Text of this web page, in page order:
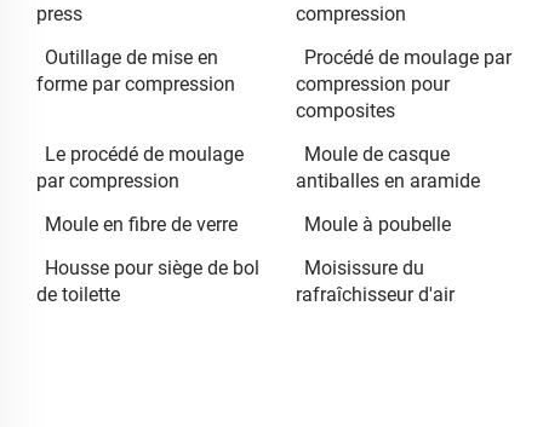
press
compression
Outillage de mise en
forme par compression
Procédé de moulage par
compression pour
composites
Le procédé de moulage
par compression
Moule de casque
antiballes en aramide
Moule en fibre de verre
Moule à poubelle
Housse pour siège de bol
de toilette
Moisissure du
rafraîchisseur d'air